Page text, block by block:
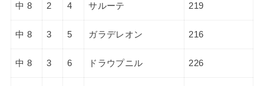
中 8 2 4 サルーテ 219
中 8 3 5 ガラデレオン 216
中 8 3 6 ドラウプニル 226